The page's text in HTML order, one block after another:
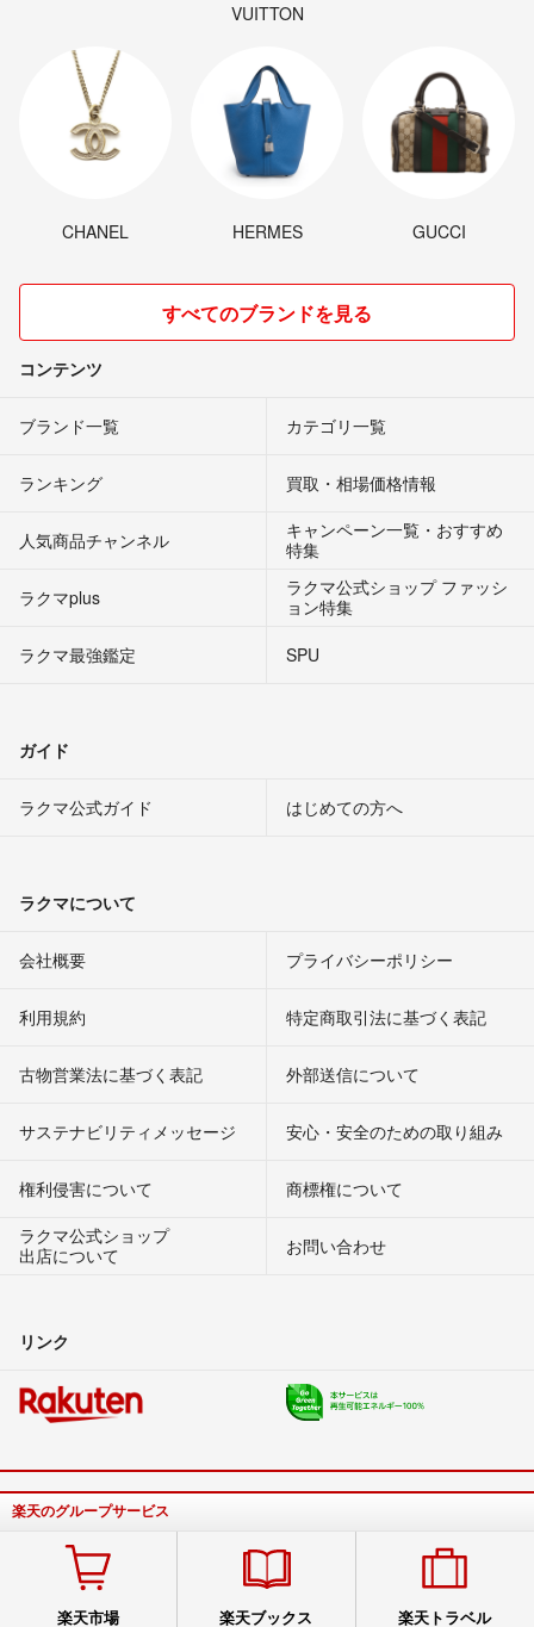
VUITTON
CHANEL HERMES GUCCI
すべてのブランドを見る
コンテンツ
ブランド一覧 カテゴリ一覧
ランキング 買取・相場価格情報
人気商品チャンネル
キャンペーン一覧・おすすめ
特集
ラクマplus
ラクマ公式ショップ ファッシ
ョン特集
ラクマ最強鑑定
SPU
ガイド
ラクマ公式ガイド はじめての方へ
ラクマについて
会社概要 プライバシーポリシー
利用規約 特定商取引法に基づく表記
古物営業法に基づく表記 外部送信について
サステナビリティメッセージ 安心・安全のための取り組み
権利侵害について
商標権について
ラクマ公式ショップ
出店について
お問い合わせ
リンク
楽天のグループサービス
楽天市場 楽天ブックス 楽天トラベル